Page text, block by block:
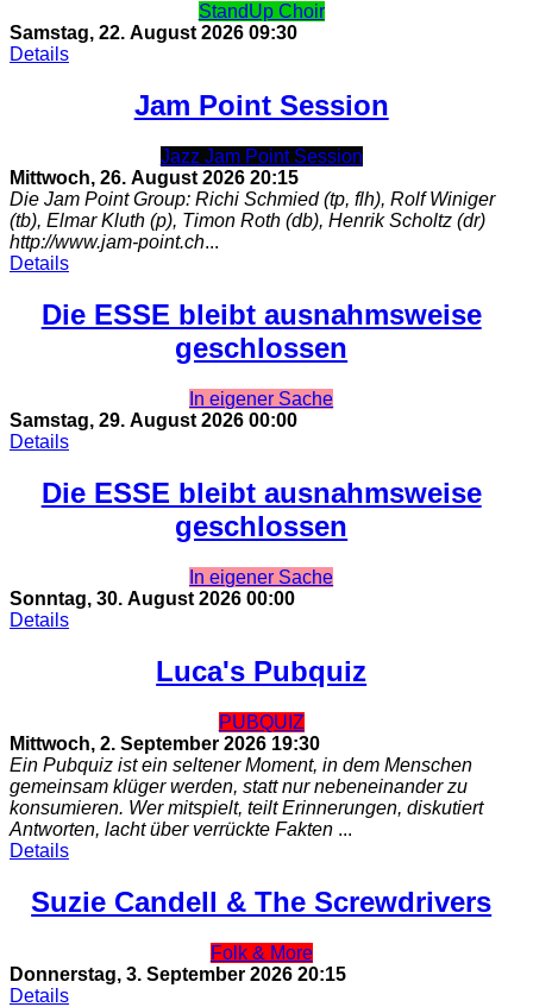
StandUp Choir
Samstag, 22. August 2026 09:30
Details
Jam Point Session
Jazz Jam Point Session
Mittwoch, 26. August 2026 20:15
Die Jam Point Group: Richi Schmied (tp, flh), Rolf Winiger
(tb), Elmar Kluth (p), Timon Roth (db), Henrik Scholtz (dr)
http://www.jam-point.ch...
Details
Die ESSE bleibt ausnahmsweise
geschlossen
In eigener Sache
Samstag, 29. August 2026 00:00
Details
Die ESSE bleibt ausnahmsweise
geschlossen
In eigener Sache
Sonntag, 30. August 2026 00:00
Details
Luca's Pubquiz
PUBQUIZ
Mittwoch, 2. September 2026 19:30
Ein Pubquiz ist ein seltener Moment, in dem Menschen
gemeinsam klüger werden, statt nur nebeneinander zu
konsumieren. Wer mitspielt, teilt Erinnerungen, diskutiert
Antworten, lacht über verrückte Fakten ...
Details
Suzie Candell & The Screwdrivers
Folk & More
Donnerstag, 3. September 2026 20:15
Details